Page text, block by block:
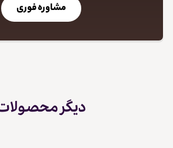
مشاوره فوری
دیگر